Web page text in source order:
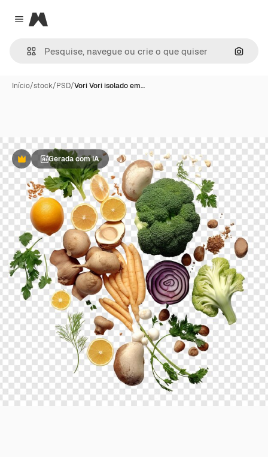
Close menu
Magnific
Início/stock/PSD/Vori Vori isolado em…
PremiumGerada com IA